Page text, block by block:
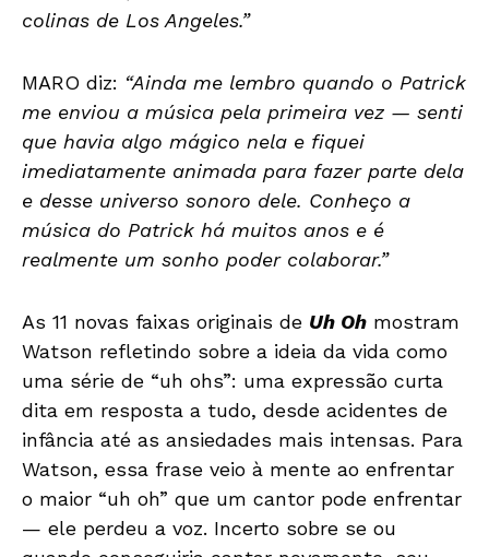
colinas de Los Angeles.”
MARO diz: “Ainda me lembro quando o Patrick
me enviou a música pela primeira vez — senti
que havia algo mágico nela e fiquei
imediatamente animada para fazer parte dela
e desse universo sonoro dele. Conheço a
música do Patrick há muitos anos e é
realmente um sonho poder colaborar.”
As 11 novas faixas originais de Uh Oh mostram
Watson refletindo sobre a ideia da vida como
uma série de “uh ohs”: uma expressão curta
dita em resposta a tudo, desde acidentes de
infância até as ansiedades mais intensas. Para
Watson, essa frase veio à mente ao enfrentar
o maior “uh oh” que um cantor pode enfrentar
— ele perdeu a voz. Incerto sobre se ou